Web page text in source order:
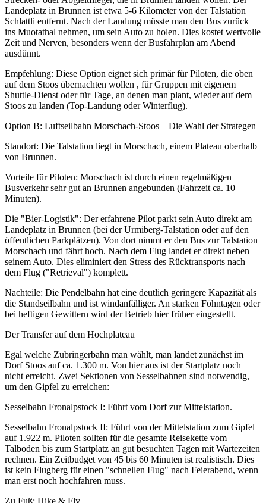
Landeplatz in Brunnen ist etwa 5-6 Kilometer von der Talstation
Schlattli entfernt. Nach der Landung müsste man den Bus zurück
ins Muotathal nehmen, um sein Auto zu holen. Dies kostet wertvolle
Zeit und Nerven, besonders wenn der Busfahrplan am Abend
ausdünnt.
Empfehlung: Diese Option eignet sich primär für Piloten, die oben
auf dem Stoos übernachten wollen , für Gruppen mit eigenem
Shuttle-Dienst oder für Tage, an denen man plant, wieder auf dem
Stoos zu landen (Top-Landung oder Winterflug).
Option B: Luftseilbahn Morschach-Stoos – Die Wahl der Strategen
Standort: Die Talstation liegt in Morschach, einem Plateau oberhalb
von Brunnen.
Vorteile für Piloten: Morschach ist durch einen regelmäßigen
Busverkehr sehr gut an Brunnen angebunden (Fahrzeit ca. 10
Minuten).
Die "Bier-Logistik": Der erfahrene Pilot parkt sein Auto direkt am
Landeplatz in Brunnen (bei der Urmiberg-Talstation oder auf den
öffentlichen Parkplätzen). Von dort nimmt er den Bus zur Talstation
Morschach und fährt hoch. Nach dem Flug landet er direkt neben
seinem Auto. Dies eliminiert den Stress des Rücktransports nach
dem Flug ("Retrieval") komplett.
Nachteile: Die Pendelbahn hat eine deutlich geringere Kapazität als
die Standseilbahn und ist windanfälliger. An starken Föhntagen oder
bei heftigen Gewittern wird der Betrieb hier früher eingestellt.
Der Transfer auf dem Hochplateau
Egal welche Zubringerbahn man wählt, man landet zunächst im
Dorf Stoos auf ca. 1.300 m. Von hier aus ist der Startplatz noch
nicht erreicht. Zwei Sektionen von Sesselbahnen sind notwendig,
um den Gipfel zu erreichen:
Sesselbahn Fronalpstock I: Führt vom Dorf zur Mittelstation.
Sesselbahn Fronalpstock II: Führt von der Mittelstation zum Gipfel
auf 1.922 m. Piloten sollten für die gesamte Reisekette vom
Talboden bis zum Startplatz an gut besuchten Tagen mit Wartezeiten
rechnen. Ein Zeitbudget von 45 bis 60 Minuten ist realistisch. Dies
ist kein Flugberg für einen "schnellen Flug" nach Feierabend, wenn
man erst noch hochfahren muss.